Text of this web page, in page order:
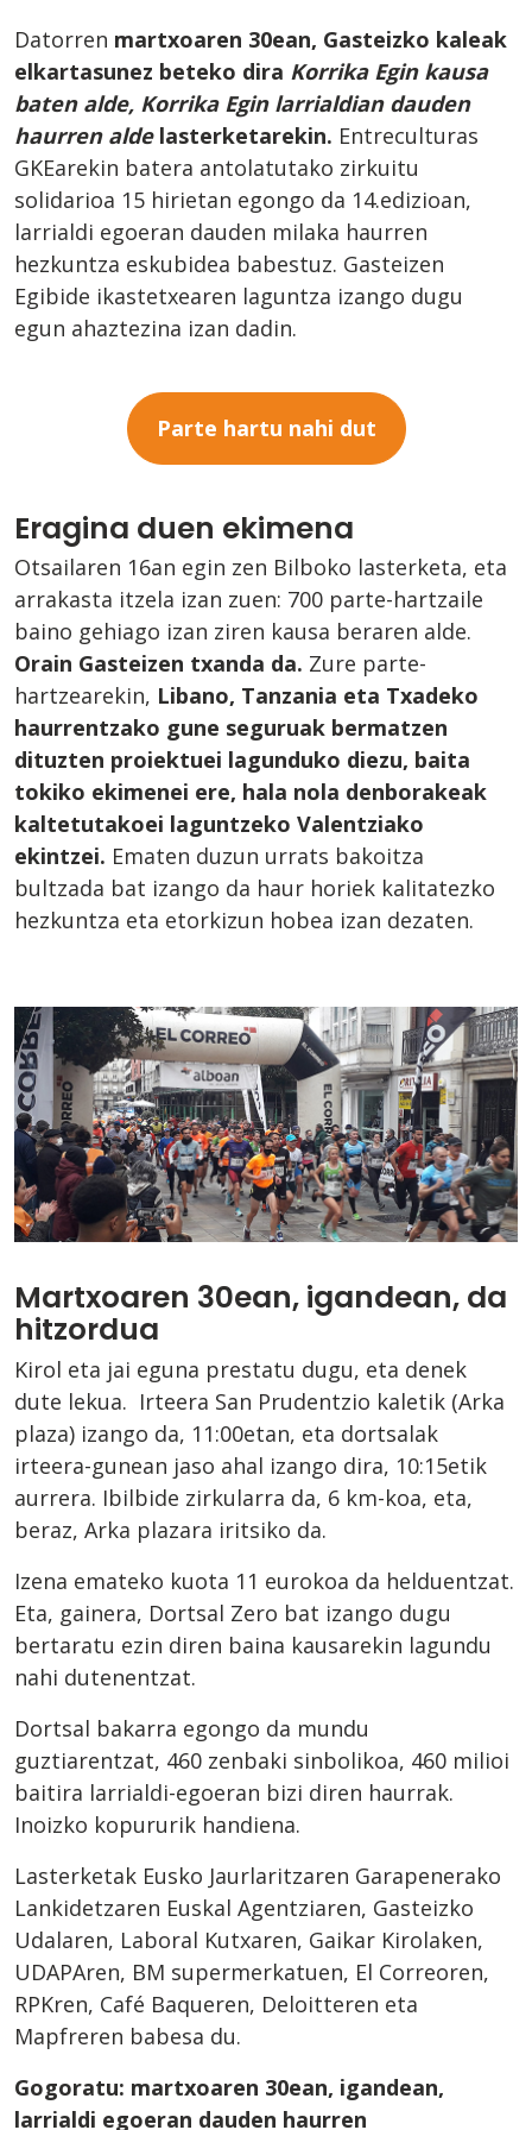
Datorren martxoaren 30ean, Gasteizko kaleak
elkartasunez beteko dira Korrika Egin kausa
baten alde, Korrika Egin larrialdian dauden
haurren aldelasterketarekin. Entreculturas
GKEarekin batera antolatutako zirkuitu
solidarioa 15 hirietan egongo da 14.edizioan,
larrialdi egoeran dauden milaka haurren
hezkuntza eskubidea babestuz. Gasteizen
Egibide ikastetxearen laguntza izango dugu
egun ahaztezina izan dadin.
Parte hartu nahi dut
Eragina duen ekimena
Otsailaren 16an egin zen Bilboko lasterketa, eta
arrakasta itzela izan zuen: 700 parte-hartzaile
baino gehiago izan ziren kausa beraren alde.
Orain Gasteizen txanda da. Zure parte-
hartzearekin, Libano, Tanzania eta Txadeko
haurrentzako gune seguruak bermatzen
dituzten proiektuei lagunduko diezu, baita
tokiko ekimenei ere, hala nola denborakeak
kaltetutakoei laguntzeko Valentziako
ekintzei. Ematen duzun urrats bakoitza
bultzada bat izango da haur horiek kalitatezko
hezkuntza eta etorkizun hobea izan dezaten.
Martxoaren 30ean, igandean, da
hitzordua
Kirol eta jai eguna prestatu dugu, eta denek
dute lekua. Irteera San Prudentzio kaletik (Arka
plaza) izango da, 11:00etan, eta dortsalak
irteera-gunean jaso ahal izango dira, 10:15etik
aurrera. Ibilbide zirkularra da, 6 km-koa, eta,
beraz, Arka plazara iritsiko da.
Izena emateko kuota 11 eurokoa da helduentzat.
Eta, gainera, Dortsal Zero bat izango dugu
bertaratu ezin diren baina kausarekin lagundu
nahi dutenentzat.
Dortsal bakarra egongo da mundu
guztiarentzat, 460 zenbaki sinbolikoa, 460 milioi
baitira larrialdi-egoeran bizi diren haurrak.
Inoizko kopururik handiena.
Lasterketak Eusko Jaurlaritzaren Garapenerako
Lankidetzaren Euskal Agentziaren, Gasteizko
Udalaren, Laboral Kutxaren, Gaikar Kirolaken,
UDAPAren, BM supermerkatuen, El Correoren,
RPKren, Café Baqueren, Deloitteren eta
Mapfreren babesa du.
Gogoratu: martxoaren 30ean, igandean,
larrialdi egoeran dauden haurren